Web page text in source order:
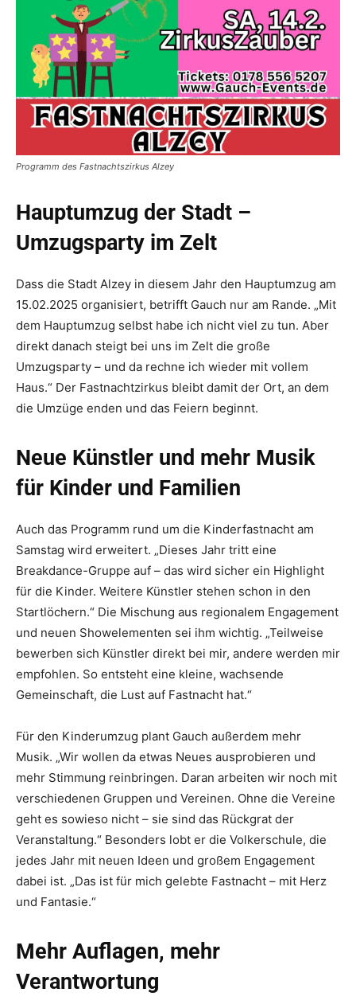
Programm des Fastnachtszirkus Alzey
Hauptumzug der Stadt –
Umzugsparty im Zelt
Dass die Stadt Alzey in diesem Jahr den Hauptumzug am
15.02.2025 organisiert, betrifft Gauch nur am Rande. „Mit
dem Hauptumzug selbst habe ich nicht viel zu tun. Aber
direkt danach steigt bei uns im Zelt die große
Umzugsparty – und da rechne ich wieder mit vollem
Haus.“ Der Fastnachtzirkus bleibt damit der Ort, an dem
die Umzüge enden und das Feiern beginnt.
Neue Künstler und mehr Musik
für Kinder und Familien
Auch das Programm rund um die Kinderfastnacht am
Samstag wird erweitert. „Dieses Jahr tritt eine
Breakdance-Gruppe auf – das wird sicher ein Highlight
für die Kinder. Weitere Künstler stehen schon in den
Startlöchern.“ Die Mischung aus regionalem Engagement
und neuen Showelementen sei ihm wichtig. „Teilweise
bewerben sich Künstler direkt bei mir, andere werden mir
empfohlen. So entsteht eine kleine, wachsende
Gemeinschaft, die Lust auf Fastnacht hat.“
Für den Kinderumzug plant Gauch außerdem mehr
Musik. „Wir wollen da etwas Neues ausprobieren und
mehr Stimmung reinbringen. Daran arbeiten wir noch mit
verschiedenen Gruppen und Vereinen. Ohne die Vereine
geht es sowieso nicht – sie sind das Rückgrat der
Veranstaltung.“ Besonders lobt er die Volkerschule, die
jedes Jahr mit neuen Ideen und großem Engagement
dabei ist. „Das ist für mich gelebte Fastnacht – mit Herz
und Fantasie.“
Mehr Auflagen, mehr
Verantwortung